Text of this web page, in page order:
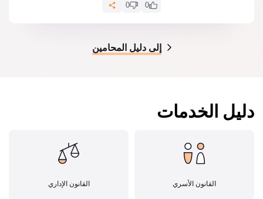
0
0
إلى دليل المحامين
دليل الخدمات
القانون الأسري القانون الإداري